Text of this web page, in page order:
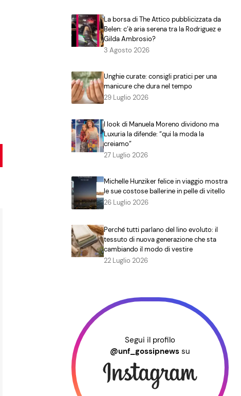
La borsa di The Attico pubblicizzata da
Belen: c’è aria serena tra la Rodriguez e
Gilda Ambrosio?
3 Agosto 2026
Unghie curate: consigli pratici per una
manicure che dura nel tempo
29 Luglio 2026
I look di Manuela Moreno dividono ma
Luxuria la difende: “qui la moda la
creiamo”
27 Luglio 2026
Michelle Hunziker felice in viaggio mostra
le sue costose ballerine in pelle di vitello
26 Luglio 2026
Perché tutti parlano del lino evoluto: il
tessuto di nuova generazione che sta
cambiando il modo di vestire
22 Luglio 2026
Segui il profilo
@unf_gossipnews su